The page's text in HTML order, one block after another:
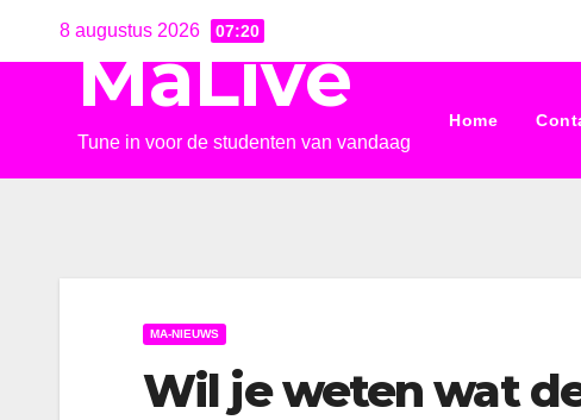
8 augustus 2026 07:20
MaLive
Tune in voor de studenten van vandaag
Home
MA-NIEUWS
Wil je weten wat